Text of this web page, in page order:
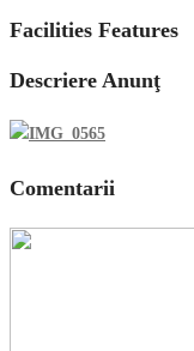
Facilities Features
Descriere Anunţ
Comentarii